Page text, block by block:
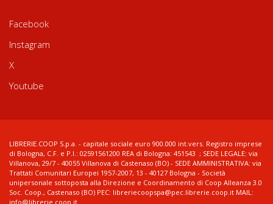
Facebook
Instagram
X
Youtube
LIBRERIE.COOP S.p.a. - capitale sociale euro 900.000 int.vers. Registro imprese
di Bologna, C.F. e P.I.: 02591561200 REA di Bologna: 451543 ; SEDE LEGALE: via
Villanova, 29/7 - 40055 Villanova di Castenaso (BO) - SEDE AMMINISTRATIVA: via
Trattati Comunitari Europei 1957-2007, 13 - 40127 Bologna - Società
unipersonale sottoposta alla Direzione e Coordinamento di Coop Alleanza 3.0
Soc. Coop., Castenaso (BO) PEC: libreriecoopspa@pec.librerie.coop.it MAIL:
info@librerie.coop.it